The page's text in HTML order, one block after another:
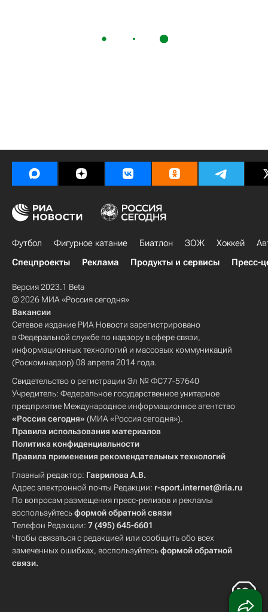
Футбол Фигурное катание Биатлон ЗОЖ Хоккей
Спецпроекты
Реклама Продукты и сервисы Пресс-
Версия 2023.1 Beta
© 2026 МИА «Россия сегодня»
Вакансии
Сетевое издание РИА Новости зарегистрировано
в Федеральной службе по надзору в сфере связи,
информационных технологий и массовых коммуникаций
(Роскомнадзор) 08 апреля 2014 года.
Свидетельство о регистрации Эл № ФС77-57640
Учредитель: Федеральное государственное унитарное
предприятие Международное информационное агентство
«Россия сегодня» (МИА «Россия сегодня»).
Правила использования материалов
Политика конфиденциальности
Правила применения рекомендательных технологий
Главный редактор: Гаврилова А.В.
Адрес электронной почты Редакции: r-sport.internet@ria.ru
По вопросам размещения пресс-релизов и рекламы
воспользуйтесьформой обратной связи
Телефон Редакции: 7 (495) 645-6601
Чтобы связаться с редакцией или сообщить обо всех
замеченных ошибках, воспользуйтесьформой обратной
связи.